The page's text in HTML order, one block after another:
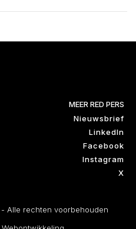
MEER RED PERS
Nieuwsbrief
LinkedIn
Facebook
Instagram
X
Alle rechten voorbehouden